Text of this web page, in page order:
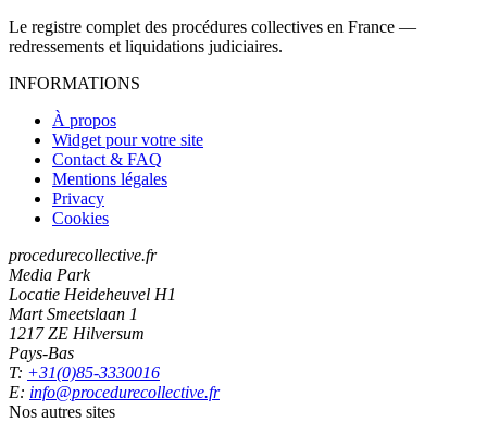
Le registre complet des procédures collectives en France —
redressements et liquidations judiciaires.
INFORMATIONS
À propos
Widget pour votre site
Contact & FAQ
Mentions légales
Privacy
Cookies
procedurecollective.fr
Media Park
Locatie Heideheuvel H1
Mart Smeetslaan 1
1217 ZE Hilversum
Pays-Bas
T: +31(0)85-3330016
E: info@procedurecollective.fr
Nos autres sites